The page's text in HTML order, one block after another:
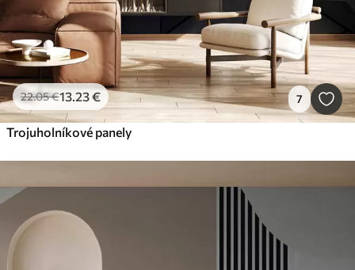
22.05€13.23€ 7
Trojuholníkové panely